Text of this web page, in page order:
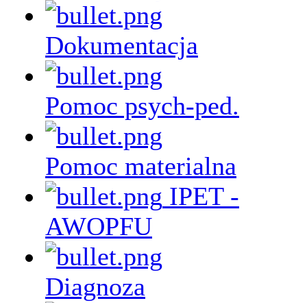
Dokumentacja
Pomoc psych-ped.
Pomoc materialna
IPET -
AWOPFU
Diagnoza